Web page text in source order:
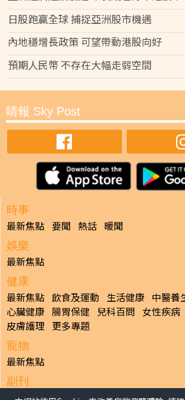
日股跑贏全球 捕捉亞洲股市機遇
內地穩增長政策 可望帶動港股向好
預期人民幣 不存在大幅走弱空間
晴報 Sky Post
時事
最新焦點 要聞 熱話 暖聞
娛樂
最新焦點
健康
最新焦點 飲食及運動 生活健康 中醫養
心臟健康 腸胃保健 兒科百問 女性疾病
皮膚護理 更多專題
寵物
最新焦點
副刊
最新焦點